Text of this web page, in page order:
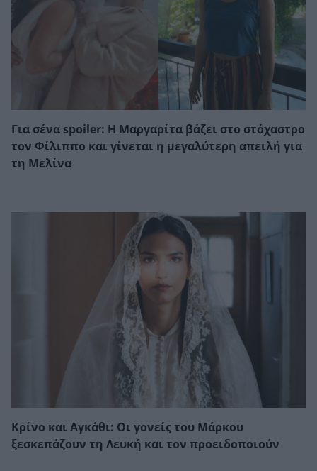
Για σένα spoiler: Η Μαργαρίτα βάζει στο στόχαστρο
τον Φίλιππο και γίνεται η μεγαλύτερη απειλή για
τη Μελίνα
Κρίνο και Αγκάθι: Οι γονείς του Μάρκου
ξεσκεπάζουν τη Λευκή και τον προειδοποιούν